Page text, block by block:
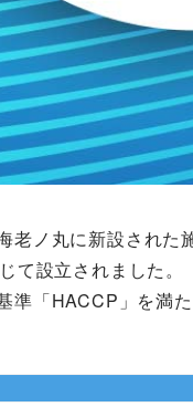
老ノ丸に新設され
て設立されました。
準「HACCP」を満